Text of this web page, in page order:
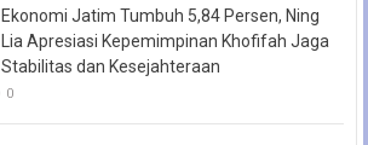
Ekonomi Jatim Tumbuh 5,84 Persen, Ning
Lia Apresiasi Kepemimpinan Khofifah Jaga
Stabilitas dan Kesejahteraan
0